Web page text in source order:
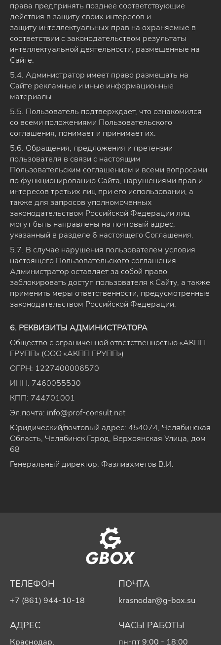
права предпринять позднее соответствующие
действия в защиту своих интересов и
защиту интеллектуальных прав на охраняемые в
соответствии с законодательством результаты
интеллектуальной деятельности, размещенные на
Сайте.
5.4. Администратор имеет право размещать на
Сайте рекламные и иные информационные
материалы.
5.5. Пользователь подтверждает, что ознакомился
со всеми положениями Пользовательского
соглашения, понимает и принимает их.
5.6. Обращения, предложения и претензии
пользователя в связи с настоящим
Пользовательским соглашением и всеми вопросами
по функционированию Сайта, нарушениями прав и
интересов третьих лиц при его использовании, а
также для запросов уполномоченных
законодательством Российской Федерации лиц
могут быть направлены на почтовый адрес,
указанный в разделе 6 настоящего Соглашения.
5.7. В случае нарушения пользователем условия
настоящего Пользовательского соглашения
Администратор оставляет за собой право
заблокировать доступ пользователя к Сайту, а также
применить меры ответственности, предусмотренные
законодательством Российской Федерации.
6. РЕКВИЗИТЫ АДМИНИСТРАТОРА
Общество с ограниченной ответственностью «АКПП
ГРУПП» (ООО «АКПП ГРУПП»)
ОГРН: 1227400006570
ИНН: 7460055530
КПП: 744701001
Эл.почта: info@prof-consult.net
Юридический/почтовый адрес: 454074, Челябинская
Область, Челябинск Город, Верхоянская Улица, дом
68
Генеральный директор: Фазлиахметов В.И.
ТЕЛЕФОН
+7 (861) 944-10-18
ПОЧТА
krasnodar@g-box.su
АДРЕС
Краснодар,
ЧАСЫ РАБОТЫ
пн-пт 9:00 - 18:00